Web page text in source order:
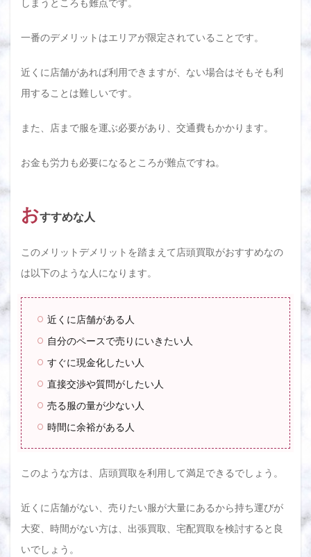
しまうところも難点です。
一番のデメリットはエリアが限定されていることです。
近くに店舗があれば利用できますが、ない場合はそもそも利
用することは難しいです。
また、店まで服を運ぶ必要があり、交通費もかかります。
お金も労力も必要になるところが難点ですね。
おすすめな人
このメリットデメリットを踏まえて店頭買取がおすすめなの
は以下のような人になります。
近くに店舗がある人
自分のペースで売りにいきたい人
すぐに現金化したい人
直接交渉や質問がしたい人
売る服の量が少ない人
時間に余裕がある人
このような方は、店頭買取を利用して満足できるでしょう。
近くに店舗がない、売りたい服が大量にあるから持ち運びが
大変、時間がない方は、出張買取、宅配買取を検討すると良
いでしょう。